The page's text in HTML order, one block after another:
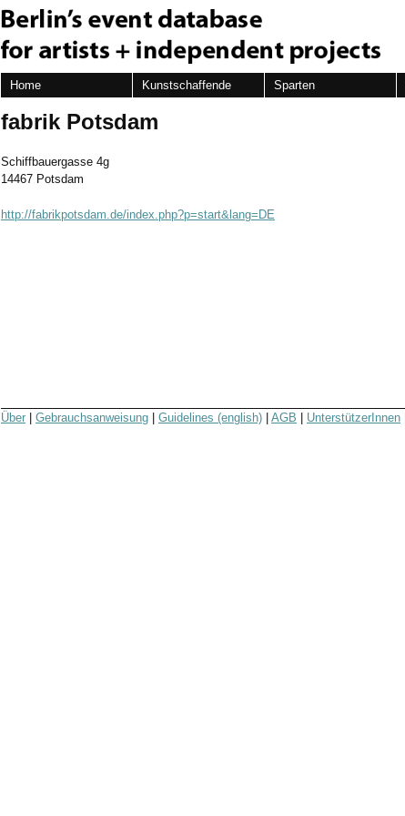
Home Kunstschaffende Sparten
fabrik Potsdam
Schiffbauergasse 4g
14467 Potsdam
http://fabrikpotsdam.de/index.php?p=start&lang=DE
Über Gebrauchsanweisung Guidelines (english) AGB UnterstützerInnen